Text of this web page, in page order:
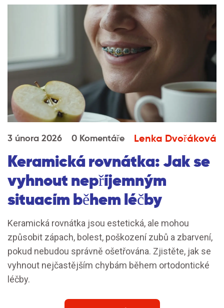
3 února 2026 0 Komentáře Lenka Dvořáková
Keramická rovnátka: Jak se
vyhnout nepříjemným
situacím během léčby
Keramická rovnátka jsou estetická, ale mohou
způsobit zápach, bolest, poškození zubů a zbarvení,
pokud nebudou správně ošetřována. Zjistěte, jak se
vyhnout nejčastějším chybám během ortodontické
léčby.